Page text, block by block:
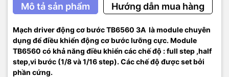
Mô tả sản phẩm Hướng dẫn mua hàng
Mạch driver động cơ bước TB6560 3A là module chuyên
dụng để điều khiển động cơ bước lưỡng cực. Module
TB6560 có khả năng điều khiển các chế độ : full step ,half
step,vi bước (1/8 và 1/16 step). Các chế độ được set bởi
phần cứng.
+ Ngõ vào có cách ly quang, tốc độ cao.
+ Có tích hợp đo quá dòng quá áp.
+ Kích thước: 50*75*35mm
Sơ đồ nối dây: